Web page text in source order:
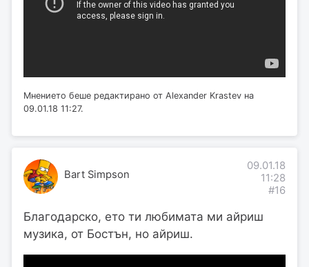
Мнението беше редактирано от Alexander Krastev на
09.01.18 11:27.
Bart Simpson
09.01.18
11:28
#16
Благодарско, ето ти любимата ми айриш
музика, от Бостън, но айриш.